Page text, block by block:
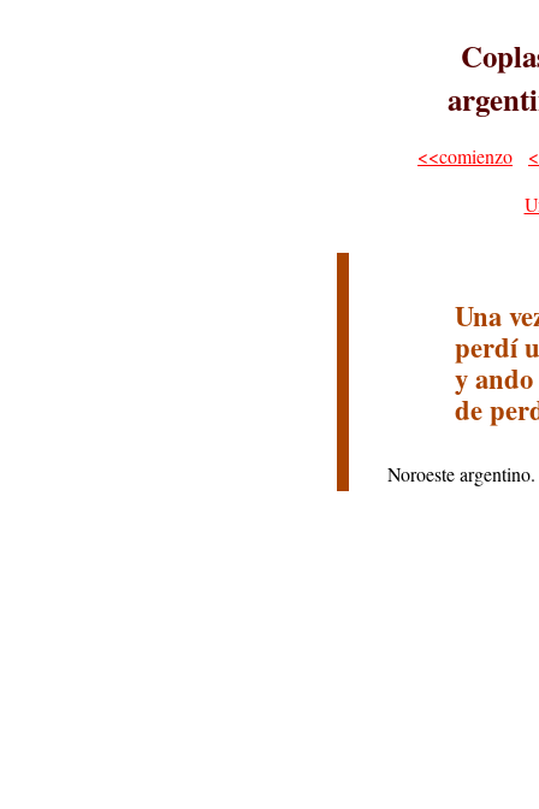
<<comienzo
Una
perdí
y
de
Noroeste